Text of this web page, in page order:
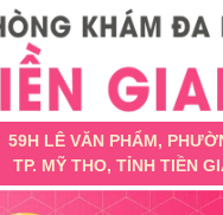
59H LÊ VĂN PHẨM,
TP. MỸ THO, TỈNH TIỀN